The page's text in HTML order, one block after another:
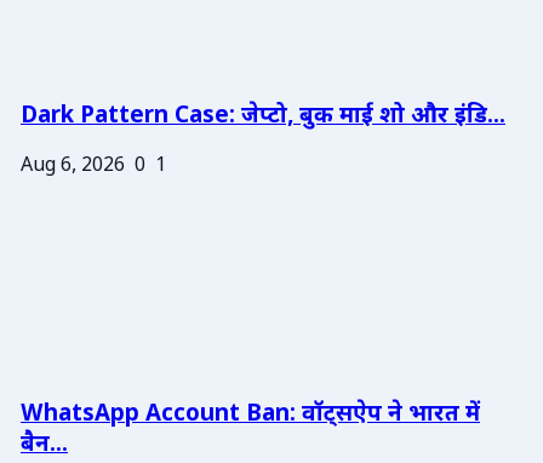
Dark Pattern Case: जेप्टो, बुक माई शो और इंडि...
Aug 6, 2026 0 1
WhatsApp Account Ban: वॉट्सऐप ने भारत में
बैन...